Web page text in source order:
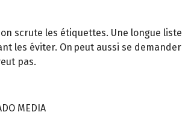
scrute les étiquettes. Une longue liste
les éviter. On peut aussi se demander
pas.
MEDIA